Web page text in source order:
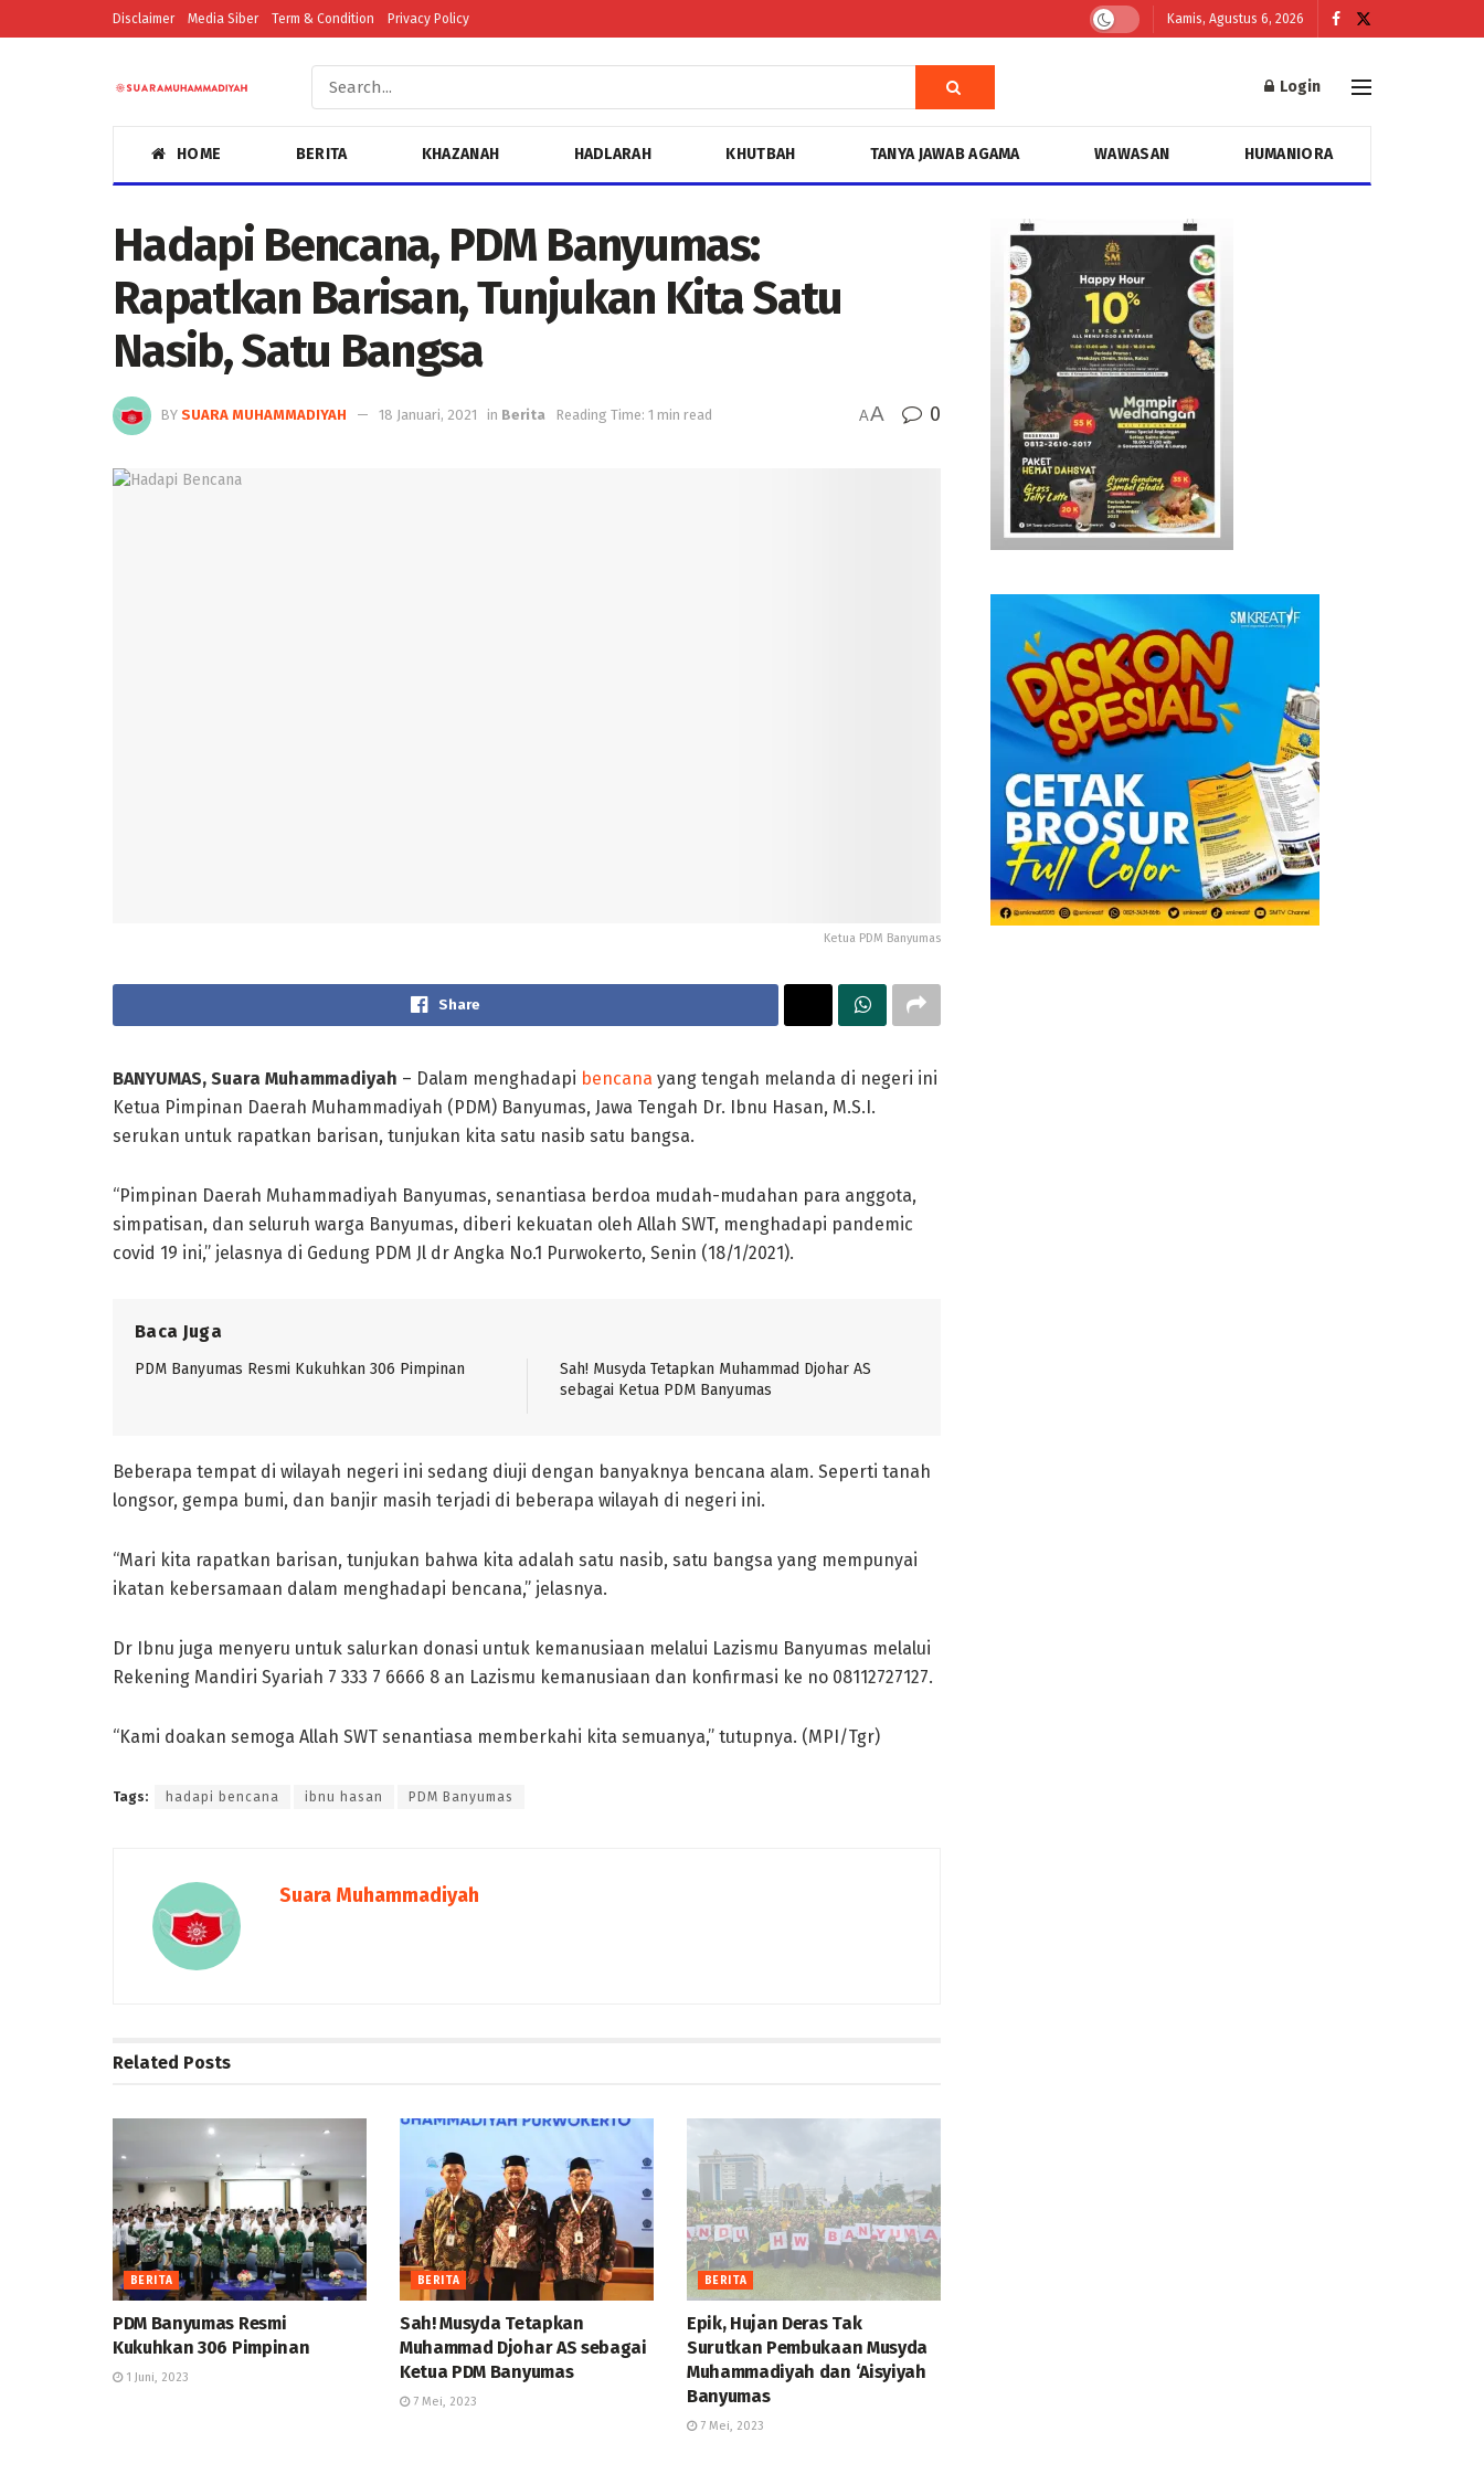
Disclaimer Media Siber Term & Condition Privacy Policy Kamis, Agustus 6, 2026
Login
HOME BERITA KHAZANAH HADLARAH KHUTBAH TANYA JAWAB AGAMA WAWASAN HUMANIORA
Hadapi Bencana, PDM Banyumas:
Rapatkan Barisan, Tunjukan Kita Satu
Nasib, Satu Bangsa
BY SUARA MUHAMMADIYAH 18 Januari, 2021 in Berita Reading Time: 1 min read AA 0
Ketua PDM Banyumas
Share
BANYUMAS, Suara Muhammadiyah – Dalam menghadapi bencana yang tengah melanda di negeri ini
Ketua Pimpinan Daerah Muhammadiyah (PDM) Banyumas, Jawa Tengah Dr. Ibnu Hasan, M.S.I.
serukan untuk rapatkan barisan, tunjukan kita satu nasib satu bangsa.
“Pimpinan Daerah Muhammadiyah Banyumas, senantiasa berdoa mudah-mudahan para anggota,
simpatisan, dan seluruh warga Banyumas, diberi kekuatan oleh Allah SWT, menghadapi pandemic
covid 19 ini,” jelasnya di Gedung PDM Jl dr Angka No.1 Purwokerto, Senin (18/1/2021).
Baca Juga
PDM Banyumas Resmi Kukuhkan 306 Pimpinan
Sah! Musyda Tetapkan Muhammad Djohar AS
sebagai Ketua PDM Banyumas
Beberapa tempat di wilayah negeri ini sedang diuji dengan banyaknya bencana alam. Seperti tanah
longsor, gempa bumi, dan banjir masih terjadi di beberapa wilayah di negeri ini.
“Mari kita rapatkan barisan, tunjukan bahwa kita adalah satu nasib, satu bangsa yang mempunyai
ikatan kebersamaan dalam menghadapi bencana,” jelasnya.
Dr Ibnu juga menyeru untuk salurkan donasi untuk kemanusiaan melalui Lazismu Banyumas melalui
Rekening Mandiri Syariah 7 333 7 6666 8 an Lazismu kemanusiaan dan konfirmasi ke no 08112727127.
“Kami doakan semoga Allah SWT senantiasa memberkahi kita semuanya,” tutupnya. (MPI/Tgr)
Tags: hadapi bencana ibnu hasan PDM Banyumas
Suara Muhammadiyah
Related Posts
BERITA
PDM Banyumas Resmi
Kukuhkan 306 Pimpinan
1 Juni, 2023
BERITA
Sah! Musyda Tetapkan
Muhammad Djohar AS sebagai
Ketua PDM Banyumas
7 Mei, 2023
BERITA
Epik, Hujan Deras Tak
Surutkan Pembukaan Musyda
Muhammadiyah dan ‘Aisyiyah
Banyumas
7 Mei, 2023